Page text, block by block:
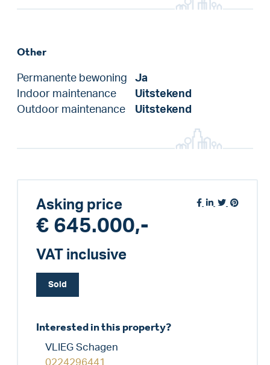
Other
Permanente bewoning
Ja
Indoor maintenance
Uitstekend
Outdoor maintenance
Uitstekend
Asking price
€ 645.000,-
VAT inclusive
Sold
Interested in this property?
VLIEG Schagen
0224296441